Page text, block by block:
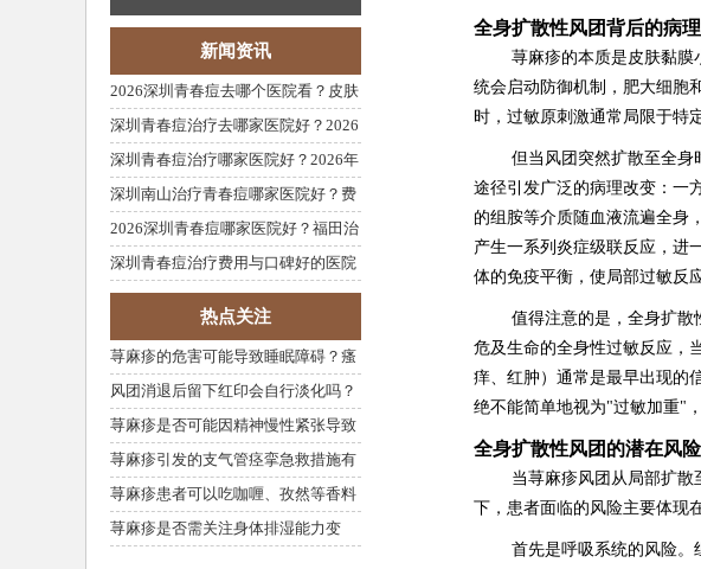
新闻资讯
2026深圳青春痘去哪个医院看？皮肤
科治疗费用与就诊攻略
深圳青春痘治疗去哪家医院好？2026
年最新攻略
深圳青春痘治疗哪家医院好？2026年
费用与医院推荐
深圳南山治疗青春痘哪家医院好？费
用性价比高推荐
2026深圳青春痘哪家医院好？福田治
疗费用参考
深圳青春痘治疗费用与口碑好的医院
推荐
热点关注
荨麻疹的危害可能导致睡眠障碍？瘙
痒与失眠的关系
风团消退后留下红印会自行淡化吗？
色素沉着恢复
荨麻疹是否可能因精神慢性紧张导致
免疫反应增强？
荨麻疹引发的支气管痉挛急救措施有
哪些？呼吸道处理
荨麻疹患者可以吃咖喱、孜然等香料
吗？调料风险
荨麻疹是否需关注身体排湿能力变
全身扩散性风团背后的病
荨麻疹的本质是皮肤黏膜
统会启动防御机制，肥大细胞
时，过敏原刺激通常局限于特
但当风团突然扩散至全身
途径引发广泛的病理改变：一
的组胺等介质随血液流遍全身
产生一系列炎症级联反应，进
体的免疫平衡，使局部过敏反
值得注意的是，全身扩散
危及生命的全身性过敏反应，
痒、红肿）通常是最早出现的
绝不能简单地视为"过敏加重"
全身扩散性风团的潜在风
当荨麻疹风团从局部扩
下，患者面临的风险主要体现
首先是呼吸系统的风险。